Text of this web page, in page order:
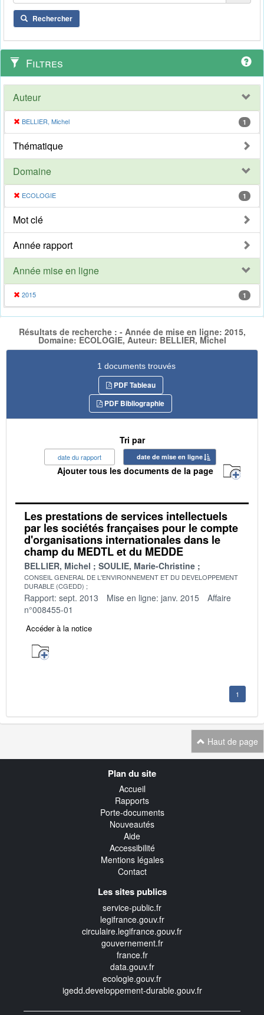
Rechercher
Filtres
Auteur
BELLIER, Michel 1
Thématique
Domaine
ECOLOGIE 1
Mot clé
Année rapport
Année mise en ligne
2015 1
Résultats de recherche : - Année de mise en ligne: 2015,
Domaine: ECOLOGIE, Auteur: BELLIER, Michel
1 documents trouvés
PDF Tableau
PDF Bibliographie
Tri par
date du rapport date de mise en ligne
Ajouter tous les documents de la page
Les prestations de services intellectuels
par les sociétés françaises pour le compte
d'organisations internationales dans le
champ du MEDTL et du MEDDE
BELLIER, Michel SOULIE, Marie-Christine
CONSEIL GENERAL DE L'ENVIRONNEMENT ET DU DEVELOPPEMENT
DURABLE (CGEDD)
Rapport: sept. 2013 Mise en ligne: janv. 2015
Affaire
n°008455-01
Accéder à la notice
1
Haut de page
Plan du site
Accueil
Rapports
Porte-documents
Nouveautés
Aide
Accessibilité
Mentions légales
Contact
Les sites publics
service-public.fr
legifrance.gouv.fr
circulaire.legifrance.gouv.fr
gouvernement.fr
france.fr
data.gouv.fr
ecologie.gouv.fr
igedd.developpement-durable.gouv.fr